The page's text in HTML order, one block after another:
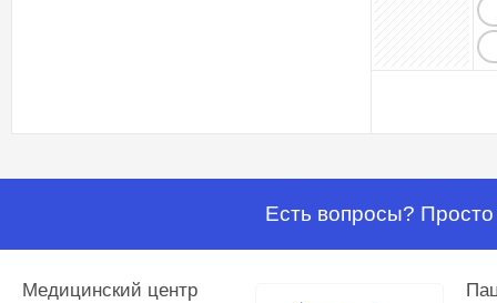
Есть вопросы?
Медицинский центр